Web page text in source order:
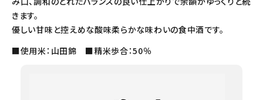
きます。
優しい甘味と控えめな酸味柔らかな味わいの食中酒です。
■使用米：山田錦 ■精米歩合：50％